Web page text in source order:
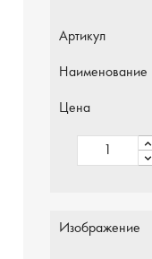
Артикул
Наименование
Цена
Изображение